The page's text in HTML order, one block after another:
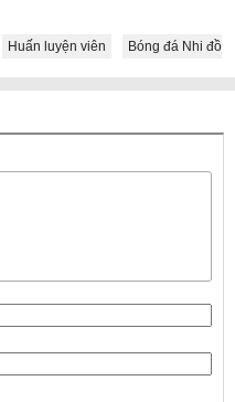
Huấn luyện viên Bóng đá Nhi